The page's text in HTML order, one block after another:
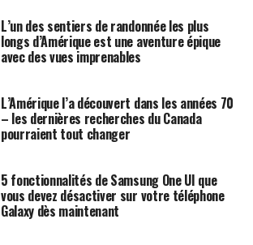
L’un des sentiers de randonnée les plus
longs d’Amérique est une aventure épique
avec des vues imprenables
L’Amérique l’a découvert dans les années 70
– les dernières recherches du Canada
pourraient tout changer
5 fonctionnalités de Samsung One UI que
vous devez désactiver sur votre téléphone
Galaxy dès maintenant